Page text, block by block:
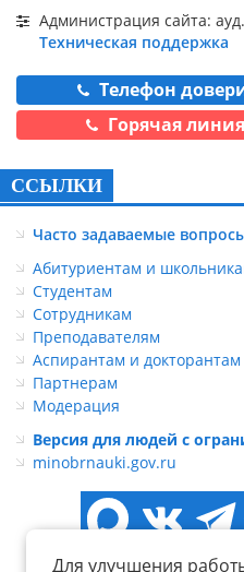
Для улучшения
Администрация сайта:
Техническая поддержка
Телефон
Горячая
ССЫЛКИ
Часто задаваемые
Абитуриентам и
Студентам
Сотрудникам
Преподавателям
Аспирантам и докторантам
Партнерам
Модерация
Версия для людей с
minobrnauki.gov.ru